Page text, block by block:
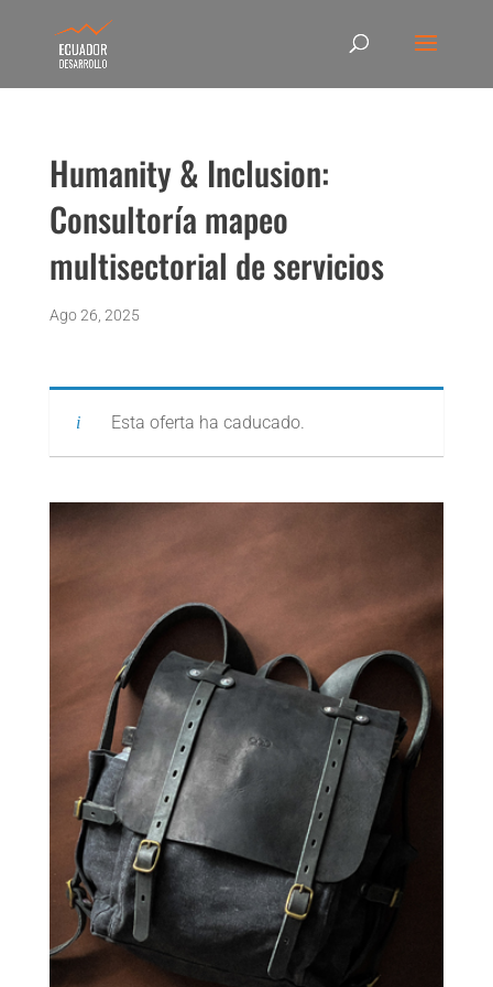
Humanity & Inclusion:
Consultoría mapeo
multisectorial de servicios
Ago 26, 2025
Esta oferta ha caducado.